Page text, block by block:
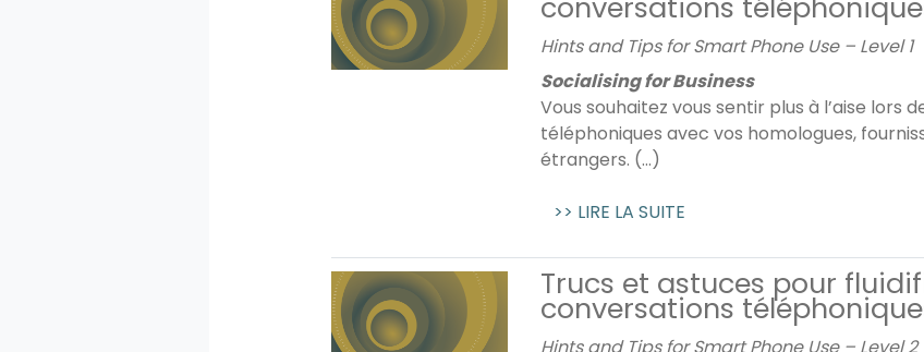
conversations
Hints and Tips for Smart Phone Use – Level 1
Socialising for Business
Vous souhaitez vous sentir plus à l’aise lors
téléphoniques avec vos homologues,
étrangers. (...)
>> LIRE LA SUITE
Trucs et astuces pour
conversations